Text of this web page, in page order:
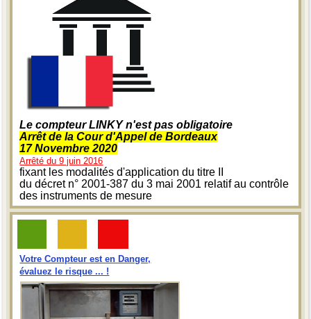
Le compteur LINKY n'est pas obligatoire
Arrêt de la Cour d'Appel de Bordeaux
17 Novembre 2020
Arrêté du 9 juin 2016
fixant les modalités d'application du titre II
du décret n° 2001-387 du 3 mai 2001 relatif au contrôle
des instruments de mesure
Votre Compteur est en Danger,
évaluez le risque ... !